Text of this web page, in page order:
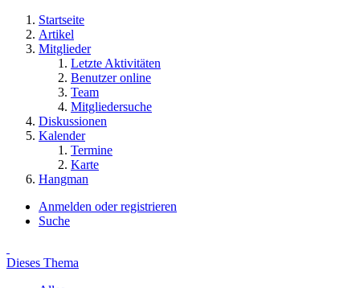
Startseite
Artikel
Mitglieder
Letzte Aktivitäten
Benutzer online
Team
Mitgliedersuche
Diskussionen
Kalender
Termine
Karte
Hangman
Anmelden oder registrieren
Suche
Dieses Thema